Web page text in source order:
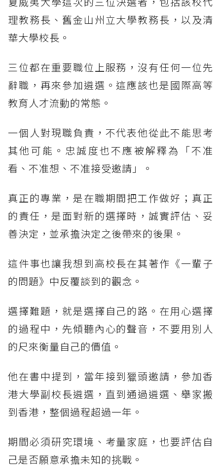
理教務長、舊金山州立大學教務長，以及清
華大學校長。
三位都在重要職位上服務，沒有任何一位先
辭職，再來參加遴選。這應該也是國際高等
教育人才流動的常態。
一個人對現職負責，不代表他從此不能思考
其他可能。忠誠度也不應被解釋為「不准
看、不准想、不准接受邀請」。
真正的專業，是在職期間把工作做好；真正
的責任，是面對新的選擇時，誠實評估、妥
善決定，並承擔決定之後帶來的後果。
這件事也讓我想到高校長在其著作《一輩子
的問題》中反覆談到的觀念。
選擇難題，就是選擇自己的路。在用心選擇
的過程中，先傾聽內心的聲音，不要用別人
的尺來衡量自己的價值。
他在書中提到，當年接到獵頭邀請，參加香
港大學副校長遴選，直到通過遴選、舉家搬
到香港，整個過程超過一年。
期間必須研究環境、考量家庭，也要評估自
己是否願意承擔未知的挑戰。